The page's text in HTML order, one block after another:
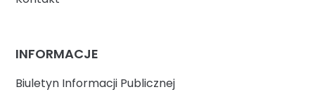
INFORMACJE
Biuletyn Informacji Publicznej